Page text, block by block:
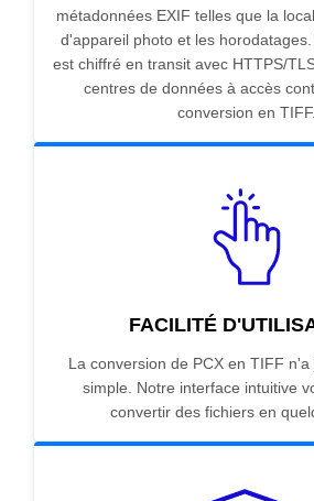
métadonnées EXIF telles que la
d'appareil photo et les
est chiffré en transit avec HTTPS/
centres de données à accès
conversion en TIFF.
FACILITÉ
La conversion de PCX en TIFF
simple. Notre interface intuitive
convertir des fichiers en